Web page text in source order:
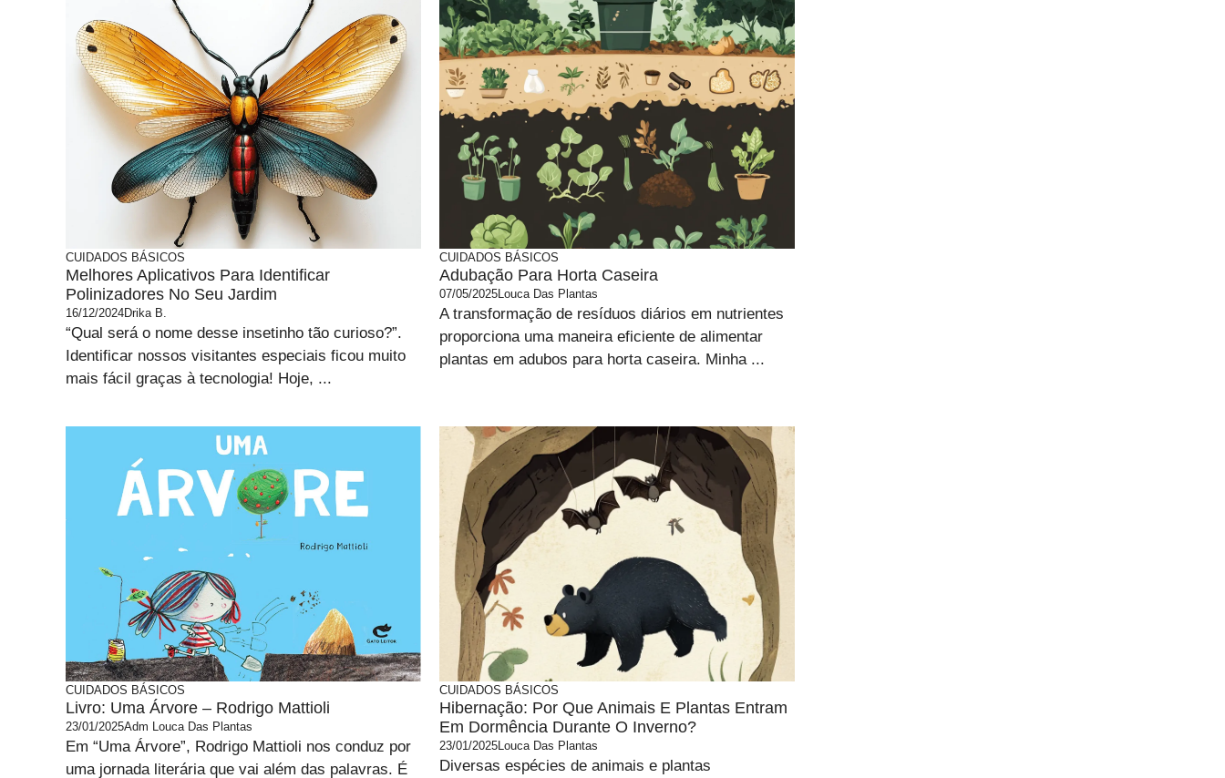
CUIDADOS BÁSICOS
Melhores Aplicativos Para Identificar
Polinizadores No Seu Jardim
16/12/2024Drika B.
“Qual será o nome desse insetinho tão curioso?”.
Identificar nossos visitantes especiais ficou muito
mais fácil graças à tecnologia! Hoje, ...
CUIDADOS BÁSICOS
Adubação Para Horta Caseira
07/05/2025Louca Das Plantas
A transformação de resíduos diários em nutrientes
proporciona uma maneira eficiente de alimentar
plantas em adubos para horta caseira. Minha ...
CUIDADOS BÁSICOS
Livro: Uma Árvore – Rodrigo Mattioli
23/01/2025Adm Louca Das Plantas
Em “Uma Árvore”, Rodrigo Mattioli nos conduz por
uma jornada literária que vai além das palavras. É
CUIDADOS BÁSICOS
Hibernação: Por Que Animais E Plantas Entram
Em Dormência Durante O Inverno?
23/01/2025Louca Das Plantas
Diversas espécies de animais e plantas